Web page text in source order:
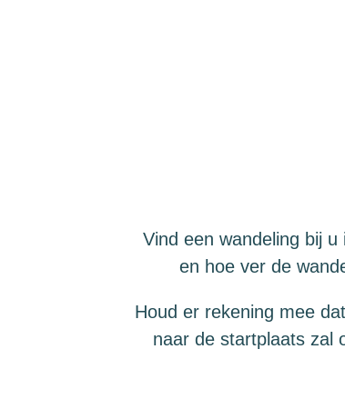
Vind een wandeling bij
en hoe ver de
Houd er rekening mee
naar de startplaats zal